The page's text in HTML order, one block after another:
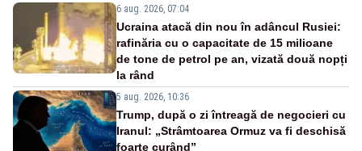
6 aug. 2026, 07:04
Ucraina atacă din nou în adâncul Rusiei:
rafinăria cu o capacitate de 15 milioane
de tone de petrol pe an, vizată două nopți
la rând
5 aug. 2026, 10:36
Trump, după o zi întreagă de negocieri cu
Iranul: „Strâmtoarea Ormuz va fi deschisă
foarte curând”